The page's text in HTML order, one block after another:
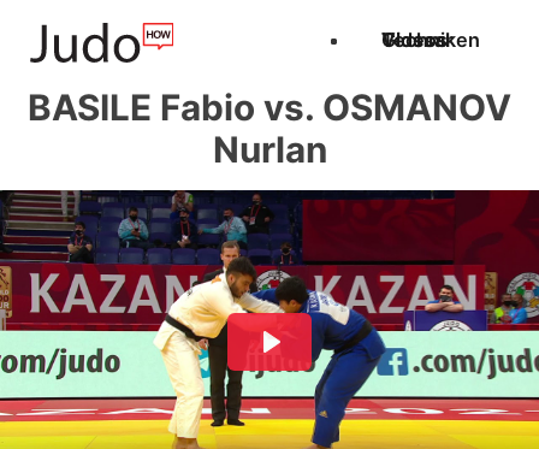
Techniken
Videos
Glossar
BASILE Fabio vs. OSMANOV
Nurlan